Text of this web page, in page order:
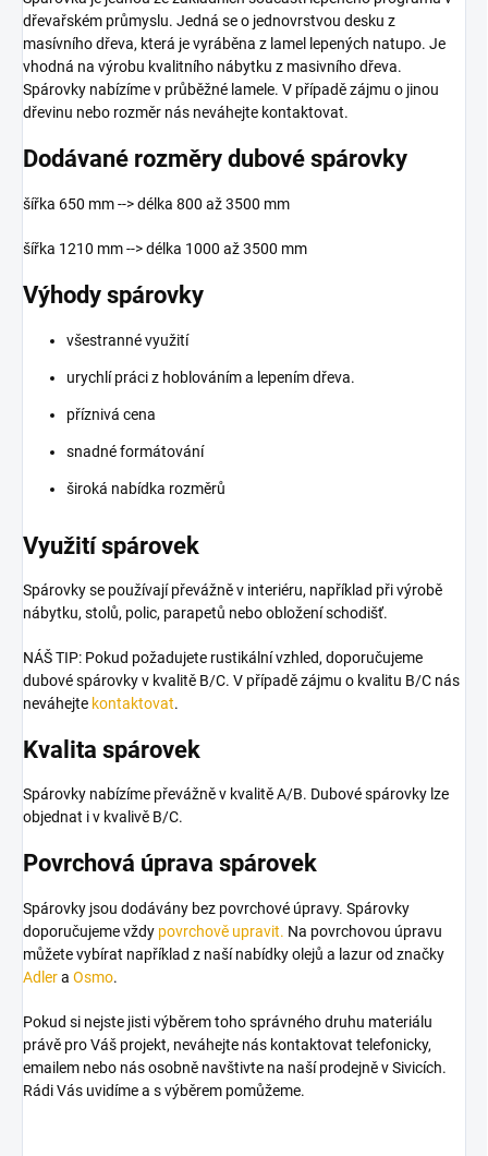
dřevařském průmyslu. Jedná se o jednovrstvou desku z
masívního dřeva, která je vyráběna z lamel lepených natupo. Je
vhodná na výrobu kvalitního nábytku z masivního dřeva.
Spárovky nabízíme v průběžné lamele. V případě zájmu o jinou
dřevinu nebo rozměr nás neváhejte kontaktovat.
Dodávané rozměry dubové spárovky
šířka 650 mm --> délka 800 až 3500 mm
šířka 1210 mm --> délka 1000 až 3500 mm
Výhody spárovky
všestranné využití
urychlí práci z hoblováním a lepením dřeva.
příznivá cena
snadné formátování
široká nabídka rozměrů
Využití spárovek
Spárovky se používají převážně v interiéru, například při výrobě
nábytku, stolů, polic, parapetů nebo obložení schodišť.
NÁŠ TIP: Pokud požadujete rustikální vzhled, doporučujeme
dubové spárovky v kvalitě B/C. V případě zájmu o kvalitu B/C nás
neváhejte kontaktovat.
Kvalita spárovek
Spárovky nabízíme převážně v kvalitě A/B. Dubové spárovky lze
objednat i v kvalivě B/C.
Povrchová úprava spárovek
Spárovky jsou dodávány bez povrchové úpravy. Spárovky
doporučujeme vždy povrchově upravit. Na povrchovou úpravu
můžete vybírat například z naší nabídky olejů a lazur od značky
Adlera Osmo.
Pokud si nejste jisti výběrem toho správného druhu materiálu
právě pro Váš projekt, neváhejte nás kontaktovat telefonicky,
emailem nebo nás osobně navštivte na naší prodejně v Sivicích.
Rádi Vás uvidíme a s výběrem pomůžeme.